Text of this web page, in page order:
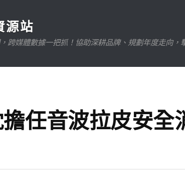
源站
跨媒體數據一把抓！協助深耕品牌、規劃年度走向，
任音波拉皮安全